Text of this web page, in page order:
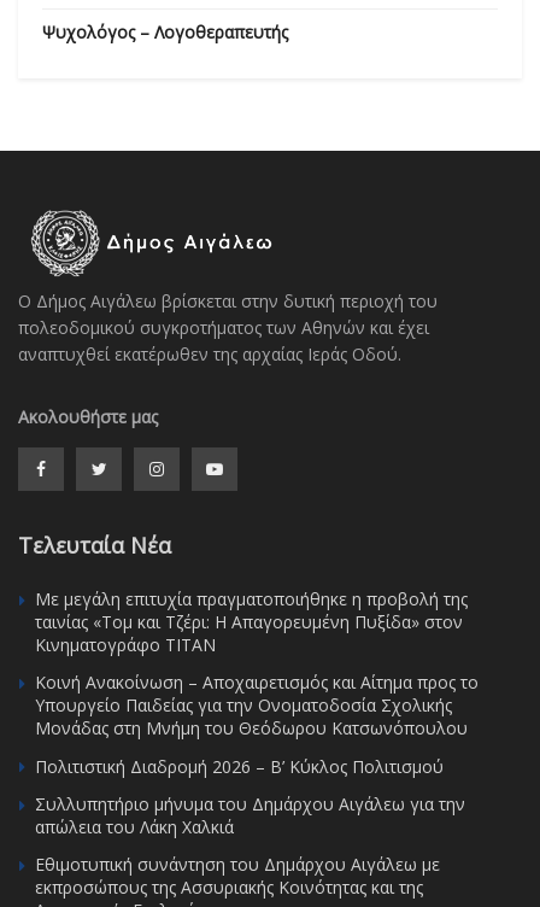
Ψυχολόγος – Λογοθεραπευτής
Ο Δήμος Αιγάλεω βρίσκεται στην δυτική περιοχή του
πολεοδομικού συγκροτήματος των Αθηνών και έχει
αναπτυχθεί εκατέρωθεν της αρχαίας Ιεράς Οδού.
Ακολουθήστε μας
Τελευταία Νέα
Με μεγάλη επιτυχία πραγματοποιήθηκε η προβολή της
ταινίας «Τομ και Τζέρι: Η Απαγορευμένη Πυξίδα» στον
Κινηματογράφο ΤΙΤΑΝ
Κοινή Ανακοίνωση – Αποχαιρετισμός και Αίτημα προς το
Υπουργείο Παιδείας για την Ονοματοδοσία Σχολικής
Μονάδας στη Μνήμη του Θεόδωρου Κατσωνόπουλου
Πολιτιστική Διαδρομή 2026 – Β’ Κύκλος Πολιτισμού
Συλλυπητήριο μήνυμα του Δημάρχου Αιγάλεω για την
απώλεια του Λάκη Χαλκιά
Εθιμοτυπική συνάντηση του Δημάρχου Αιγάλεω με
εκπροσώπους της Ασσυριακής Κοινότητας και της